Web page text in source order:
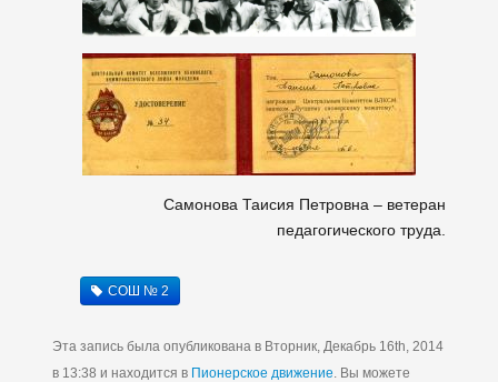
Самонова Таисия Петровна – ветеран
педагогического труда.
СОШ № 2
Эта запись была опубликована в Вторник, Декабрь 16th, 2014
в 13:38 и находится в Пионерское движение. Вы можете